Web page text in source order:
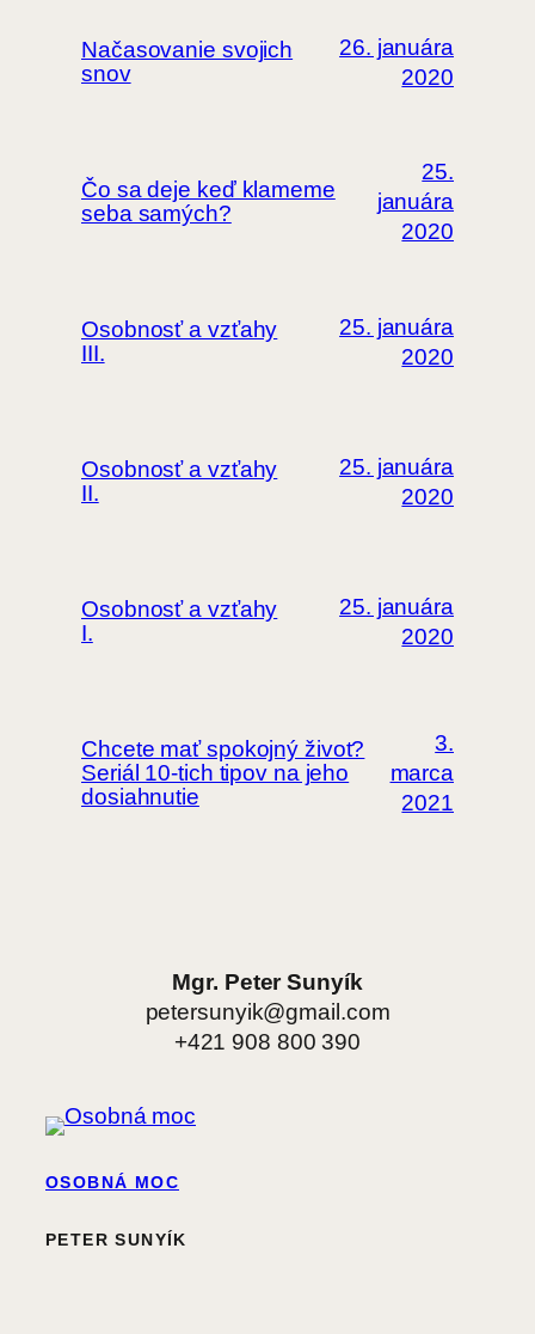
Načasovanie svojich
snov
26. januára
2020
Čo sa deje keď klameme
seba samých?
25.
januára
2020
Osobnosť a vzťahy
III.
25. januára
2020
Osobnosť a vzťahy
II.
25. januára
2020
Osobnosť a vzťahy
I.
25. januára
2020
Chcete mať spokojný život?
Seriál 10-tich tipov na jeho
dosiahnutie
3.
marca
2021
Mgr. Peter Sunyík
petersunyik@gmail.com
+421 908 800 390
OSOBNÁ MOC
PETER SUNYÍK